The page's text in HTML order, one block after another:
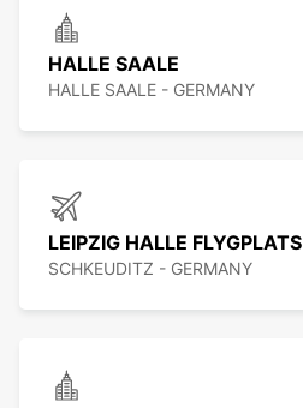
HALLE SAALE
HALLE SAALE - GERMANY
LEIPZIG HALLE FLYGPLATS
SCHKEUDITZ - GERMANY